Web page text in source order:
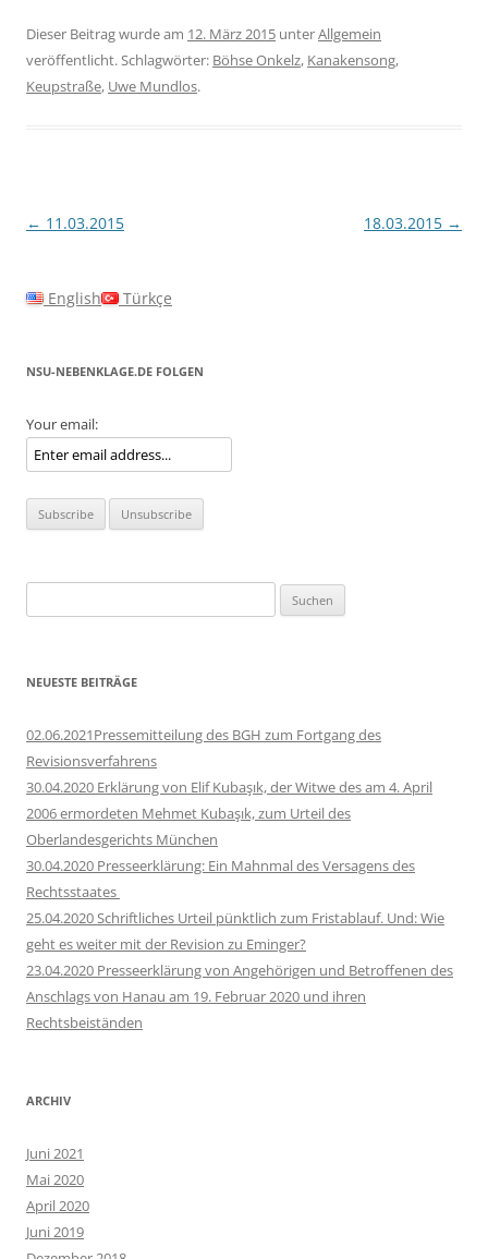
Dieser Beitrag wurde am 12. März 2015 unterAllgemein
veröffentlicht. Schlagwörter: Böhse Onkelz, Kanakensong,
Keupstraße, Uwe Mundlos.
Beitragsnavigation
← 11.03.2015 18.03.2015 →
English Türkçe
NSU-NEBENKLAGE.DE FOLGEN
Your email:
nach:
NEUESTE BEITRÄGE
02.06.2021Pressemitteilung des BGH zum Fortgang des
Revisionsverfahrens
30.04.2020 Erklärung von Elif Kubaşık, der Witwe des am 4. April
2006 ermordeten Mehmet Kubaşık, zum Urteil des
Oberlandesgerichts München
30.04.2020 Presseerklärung: Ein Mahnmal des Versagens des
Rechtsstaates
25.04.2020 Schriftliches Urteil pünktlich zum Fristablauf. Und: Wie
geht es weiter mit der Revision zu Eminger?
23.04.2020 Presseerklärung von Angehörigen und Betroffenen des
Anschlags von Hanau am 19. Februar 2020 und ihren
Rechtsbeiständen
ARCHIV
Juni 2021
Mai 2020
April 2020
Juni 2019